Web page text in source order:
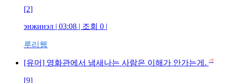
[2]
энжинэл | 03:08 | 조회 0 |
루리웹
[유머] 영화관에서 냄새나는 사람은 이해가 안가는게. +9
[9]